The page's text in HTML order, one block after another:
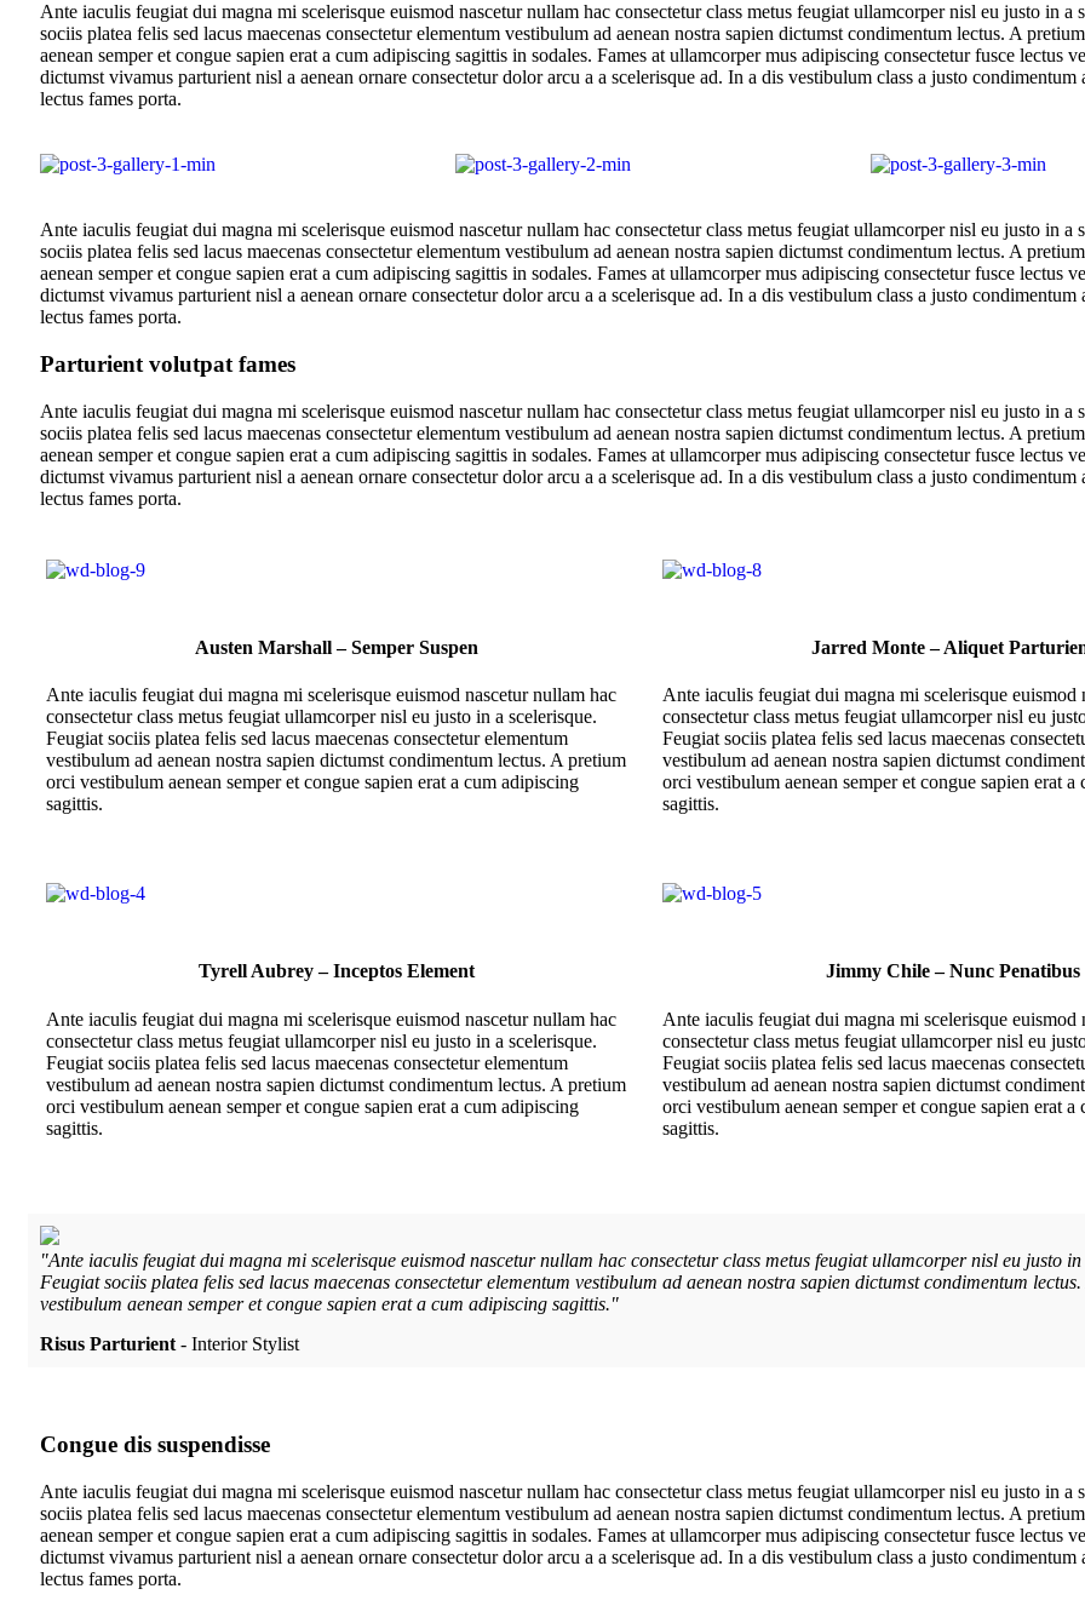
Ante iaculis feugiat dui magna mi scelerisque euismod nascetur nullam hac consectetur class metus feugiat ullamcorper nisl eu justo in a
sociis platea felis sed lacus maecenas consectetur elementum vestibulum ad aenean nostra sapien dictumst condimentum lectus. A
aenean semper et congue sapien erat a cum adipiscing sagittis in sodales. Fames at ullamcorper mus adipiscing consectetur fusce lectus
dictumst vivamus parturient nisl a aenean ornare consectetur dolor arcu a a scelerisque ad. In a dis vestibulum class a justo condimentum
lectus fames porta.
Ante iaculis feugiat dui magna mi scelerisque euismod nascetur nullam hac consectetur class metus feugiat ullamcorper nisl eu justo in a
sociis platea felis sed lacus maecenas consectetur elementum vestibulum ad aenean nostra sapien dictumst condimentum lectus. A
aenean semper et congue sapien erat a cum adipiscing sagittis in sodales. Fames at ullamcorper mus adipiscing consectetur fusce lectus
dictumst vivamus parturient nisl a aenean ornare consectetur dolor arcu a a scelerisque ad. In a dis vestibulum class a justo condimentum
lectus fames porta.
Parturient volutpat fames
Ante iaculis feugiat dui magna mi scelerisque euismod nascetur nullam hac consectetur class metus feugiat ullamcorper nisl eu justo in a
sociis platea felis sed lacus maecenas consectetur elementum vestibulum ad aenean nostra sapien dictumst condimentum lectus. A
aenean semper et congue sapien erat a cum adipiscing sagittis in sodales. Fames at ullamcorper mus adipiscing consectetur fusce lectus
dictumst vivamus parturient nisl a aenean ornare consectetur dolor arcu a a scelerisque ad. In a dis vestibulum class a justo condimentum
lectus fames porta.
Austen Marshall – Semper Suspen
Ante iaculis feugiat dui magna mi scelerisque euismod nascetur nullam hac
consectetur class metus feugiat ullamcorper nisl eu justo in a scelerisque.
Feugiat sociis platea felis sed lacus maecenas consectetur elementum
vestibulum ad aenean nostra sapien dictumst condimentum lectus. A pretium
orci vestibulum aenean semper et congue sapien erat a cum adipiscing
sagittis.
Jarred Monte – Aliquet
Ante iaculis feugiat dui magna mi scelerisque euismod
consectetur class metus feugiat ullamcorper nisl eu
Feugiat sociis platea felis sed lacus maecenas
vestibulum ad aenean nostra sapien dictumst
orci vestibulum aenean semper et congue sapien erat a
sagittis.
Tyrell Aubrey – Inceptos Element
Ante iaculis feugiat dui magna mi scelerisque euismod nascetur nullam hac
consectetur class metus feugiat ullamcorper nisl eu justo in a scelerisque.
Feugiat sociis platea felis sed lacus maecenas consectetur elementum
vestibulum ad aenean nostra sapien dictumst condimentum lectus. A pretium
orci vestibulum aenean semper et congue sapien erat a cum adipiscing
sagittis.
Jimmy Chile – Nunc Penatibus
Ante iaculis feugiat dui magna mi scelerisque euismod
consectetur class metus feugiat ullamcorper nisl eu
Feugiat sociis platea felis sed lacus maecenas
vestibulum ad aenean nostra sapien dictumst
orci vestibulum aenean semper et congue sapien erat a
sagittis.
"Ante iaculis feugiat dui magna mi scelerisque euismod nascetur nullam hac consectetur class metus feugiat ullamcorper nisl eu justo in
Feugiat sociis platea felis sed lacus maecenas consectetur elementum vestibulum ad aenean nostra sapien dictumst condimentum
vestibulum aenean semper et congue sapien erat a cum adipiscing sagittis."
Risus Parturient
Interior Stylist
Congue dis suspendisse
Ante iaculis feugiat dui magna mi scelerisque euismod nascetur nullam hac consectetur class metus feugiat ullamcorper nisl eu justo in a
sociis platea felis sed lacus maecenas consectetur elementum vestibulum ad aenean nostra sapien dictumst condimentum lectus. A
aenean semper et congue sapien erat a cum adipiscing sagittis in sodales. Fames at ullamcorper mus adipiscing consectetur fusce lectus
dictumst vivamus parturient nisl a aenean ornare consectetur dolor arcu a a scelerisque ad. In a dis vestibulum class a justo condimentum
lectus fames porta.